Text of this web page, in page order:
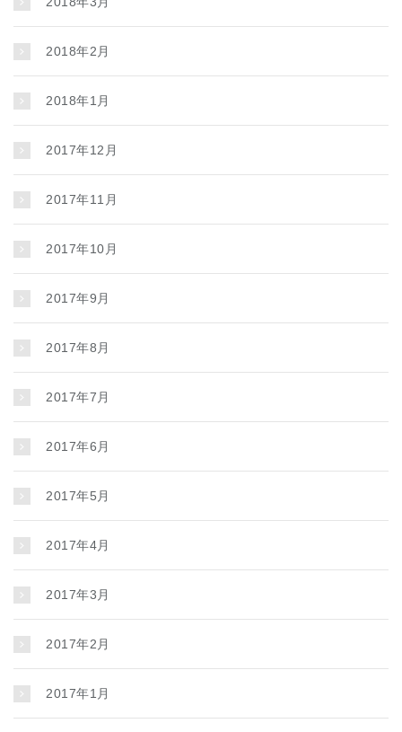
2018年2月
2018年1月
2017年12月
2017年11月
2017年10月
2017年9月
2017年8月
2017年7月
2017年6月
2017年5月
2017年4月
2017年3月
2017年2月
2017年1月